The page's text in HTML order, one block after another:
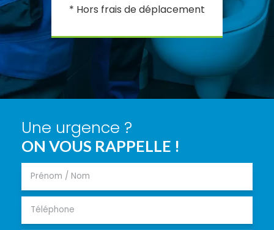
* Hors frais de déplacement
Une urgence ?
ON VOUS RAPPELLE !